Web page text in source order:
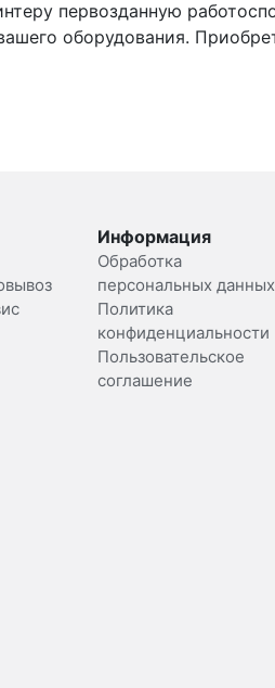
первозданную
оборудования.
Информация
Обработка
персональных данных
Политика
конфиденциальности
Пользовательское
соглашение